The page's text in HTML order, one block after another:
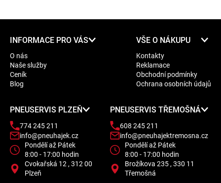
INFORMACE PRO VÁS
O nás
Naše služby
Ceník
Blog
VŠE O NÁKUPU
Kontakty
Reklamace
Obchodní podmínky
Ochrana osobních údajů
PNEUSERVIS PLZEŇ
774 245 211
info@pneuhajek.cz
Pondělí až Pátek
8:00 - 17:00 hodin
Cvokařská 12 , 312 00
Plzeň
PNEUSERVIS TŘEMOŠNÁ
608 245 211
info@pneuhajektremosna.cz
Pondělí až Pátek
8:00 - 17:00 hodin
Brožíkova 235 , 330 11
Třemošná